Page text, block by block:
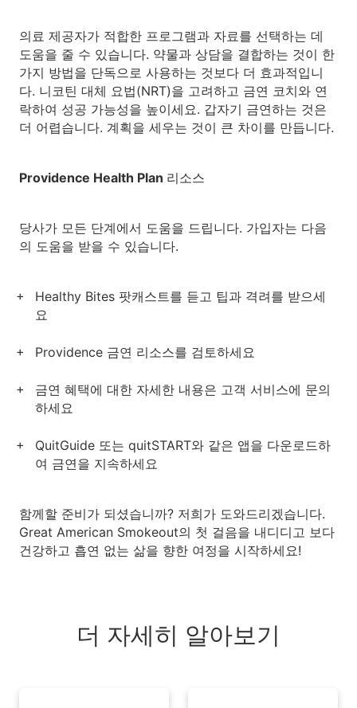
의료 제공자가 적합한 프로그램과 자료를 선택하는 데
도움을 줄 수 있습니다. 약물과 상담을 결합하는 것이 한
가지 방법을 단독으로 사용하는 것보다 더 효과적입니
다. 니코틴 대체 요법(NRT)을 고려하고 금연 코치와 연
락하여 성공 가능성을 높이세요. 갑자기 금연하는 것은
더 어렵습니다. 계획을 세우는 것이 큰 차이를 만듭니다.
Providence Health Plan 리소스
당사가 모든 단계에서 도움을 드립니다. 가입자는 다음
의 도움을 받을 수 있습니다.
Healthy Bites 팟캐스트를 듣고 팁과 격려를 받으세
요
Providence 금연 리소스를 검토하세요
금연 혜택에 대한 자세한 내용은 고객 서비스에 문의
하세요
QuitGuide 또는 quitSTART와 같은 앱을 다운로드하
여 금연을 지속하세요
함께할 준비가 되셨습니까? 저희가 도와드리겠습니다.
Great American Smokeout의 첫 걸음을 내디디고 보다
건강하고 흡연 없는 삶을 향한 여정을 시작하세요!
더 자세히 알아보기